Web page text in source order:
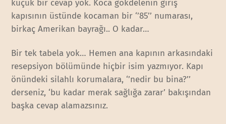
küçük bir cevap yok. Koca gökdelenin giriş
kapısının üstünde kocaman bir ‘’85’’ numarası,
birkaç Amerikan bayrağı.. O kadar…
Bir tek tabela yok… Hemen ana kapının arkasındaki
resepsiyon bölümünde hiçbir isim yazmıyor. Kapı
önündeki silahlı korumalara, ‘’nedir bu bina?’’
derseniz, ‘bu kadar merak sağlığa zarar’ bakışından
başka cevap alamazsınız.